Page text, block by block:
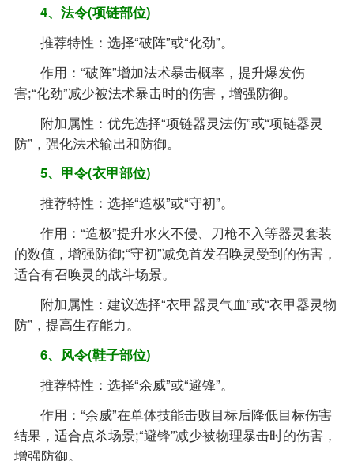
4、法令(项链部位)
推荐特性：选择“破阵”或“化劲”。
作用：“破阵”增加法术暴击概率，提升爆发伤
害;“化劲”减少被法术暴击时的伤害，增强防御。
附加属性：优先选择“项链器灵法伤”或“项链器灵
防”，强化法术输出和防御。
5、甲令(衣甲部位)
推荐特性：选择“造极”或“守初”。
作用：“造极”提升水火不侵、刀枪不入等器灵套装
的数值，增强防御;“守初”减免首发召唤灵受到的伤害，
适合有召唤灵的战斗场景。
附加属性：建议选择“衣甲器灵气血”或“衣甲器灵物
防”，提高生存能力。
6、风令(鞋子部位)
推荐特性：选择“余威”或“避锋”。
作用：“余威”在单体技能击败目标后降低目标伤害
结果，适合点杀场景;“避锋”减少被物理暴击时的伤害，
增强防御。